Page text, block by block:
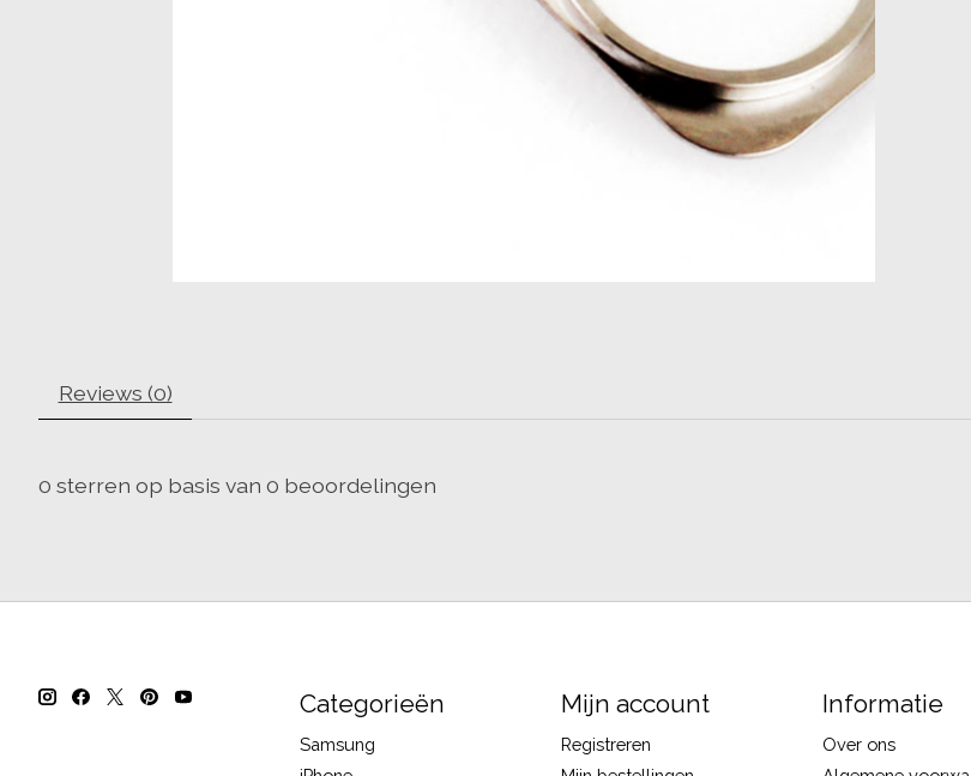
Reviews (0)
0 sterren op basis van 0 beoordelingen
Categorieën
Samsung
Mijn account
Registreren
Informatie
Over ons